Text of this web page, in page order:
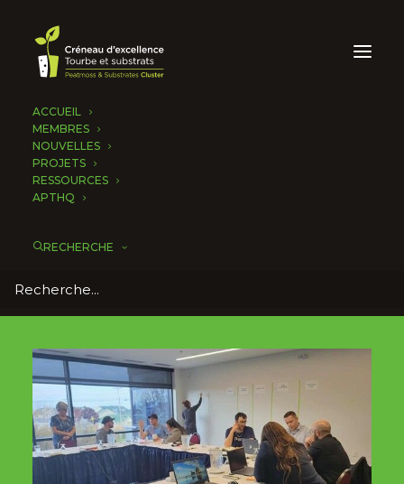
ACCUEIL
MEMBRES
NOUVELLES
PROJETS
RESSOURCES
APTHQ
RECHERCHE